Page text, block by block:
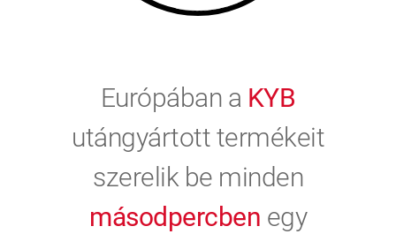
Európában a KYB
utángyártott termékeit
szerelik be minden
másodpercben egy